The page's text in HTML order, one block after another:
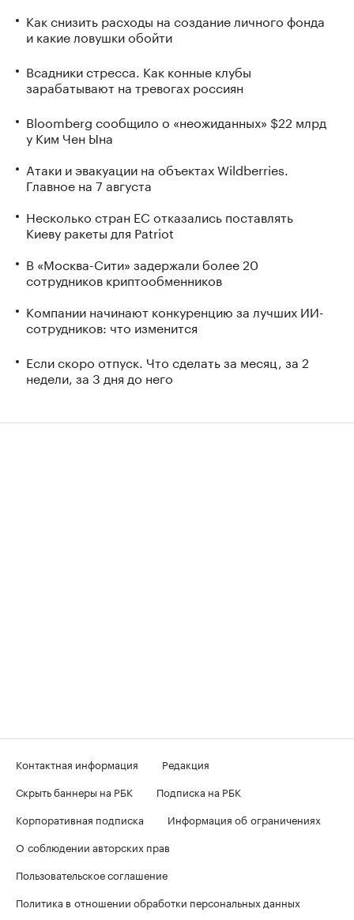
Как снизить расходы на создание личного фонда
и какие ловушки обойти
Всадники стресса. Как конные клубы
зарабатывают на тревогах россиян
Bloomberg сообщило о «неожиданных» $22 млрд
у Ким Чен Ына
Атаки и эвакуации на объектах Wildberries.
Главное на 7 августа
Несколько стран ЕС отказались поставлять
Киеву ракеты для Patriot
В «Москва-Сити» задержали более 20
сотрудников криптообменников
Компании начинают конкуренцию за лучших ИИ-
сотрудников: что изменится
Если скоро отпуск. Что сделать за месяц, за 2
недели, за 3 дня до него
Контактная информация
Редакция
Скрыть баннеры на РБК
Подписка на РБК
Корпоративная подписка
Информация об ограничениях
О соблюдении авторских прав
Пользовательское соглашение
Политика в отношении обработки персональных данных